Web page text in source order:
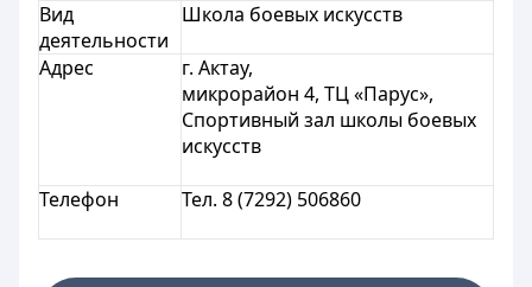
Вид
деятельности
Школа боевых искусств
Адрес
г. Актау,
микрорайон 4, ТЦ «Парус»,
Спортивный зал школы боевых
искусств
Телефон Тел. 8 (7292) 506860